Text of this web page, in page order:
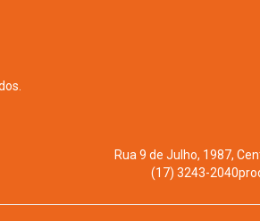
Rua 9 de Julho, 1987,
(17) 3243-2040